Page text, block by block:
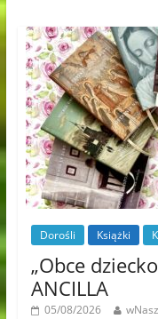
Dorośli Książki
„Obce
ANCILLA
05/08/2026